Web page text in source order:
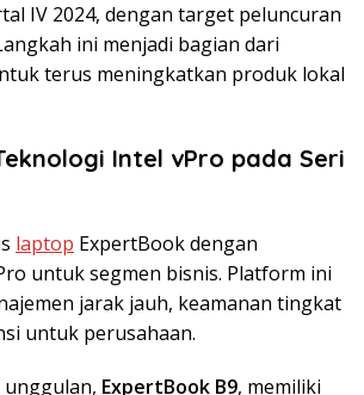
IV 2024, dengan target peluncuran
ini menjadi bagian dari
terus meningkatkan produk lokal
Intel vPro pada Seri
laptop ExpertBook dengan
untuk segmen bisnis. Platform ini
jarak jauh, keamanan tingkat
untuk perusahaan.
unggulan, ExpertBook B9, memiliki